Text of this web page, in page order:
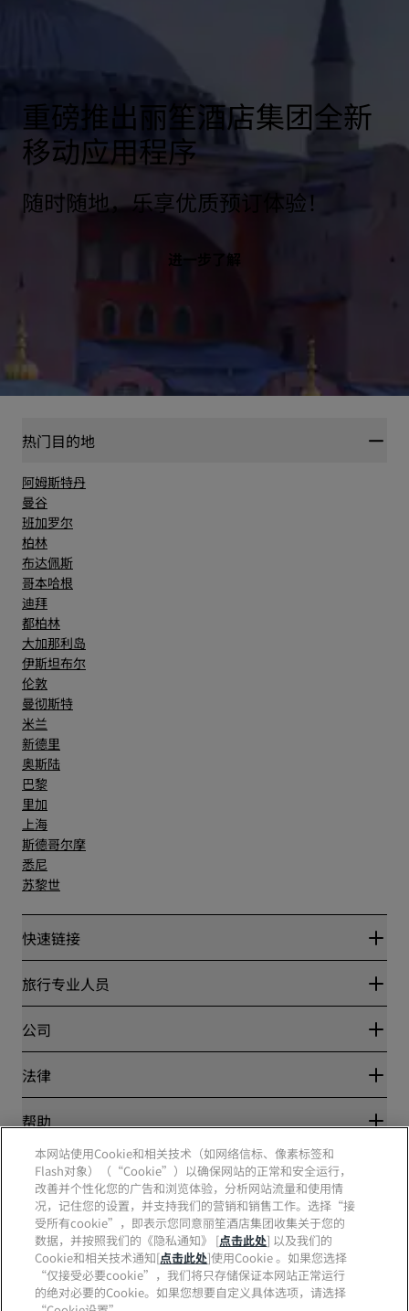
重磅推出丽笙酒店集团全新
移动应用程序
随时随地，乐享优质预订体验！
进一步了解
热门目的地
阿姆斯特丹
曼谷
班加罗尔
柏林
布达佩斯
哥本哈根
迪拜
都柏林
大加那利岛
伊斯坦布尔
伦敦
曼彻斯特
米兰
新德里
奥斯陆
巴黎
里加
上海
斯德哥尔摩
悉尼
苏黎世
快速链接
丽赏会
Blog
目的地
丽笙酒店集团APP
体育认证酒店
家庭友好型酒店
旅行专业人员
合作伙伴
公司
丽笙酒店集团
工作机会 RHG
工作机会 PPHE
工作机会 EHL
The Club by RHG
发展机会
责任经营
采购
法律
隐私中心
丽赏会条款和条件
网站使用协议
数字无障碍
现代奴隶制声明
帮助
消费者警示
联系方式
常见问题
网站地图
社交媒体
丽笙酒店集团品牌
本网站使用Cookie和相关技术（如网络信标、像素标签和
Flash对象）（“Cookie”）以确保网站的正常和安全运行，
改善并个性化您的广告和浏览体验，分析网站流量和使用情
况，记住您的设置，并支持我们的营销和销售工作。选择“接
受所有cookie”，即表示您同意丽笙酒店集团收集关于您的
数据，并按照我们的《隐私通知》 [点击此处] 以及我们的
Cookie和相关技术通知[点击此处]使用Cookie 。如果您选择
“仅接受必要cookie”，我们将只存储保证本网站正常运行
的绝对必要的Cookie。如果您想要自定义具体选项，请选择